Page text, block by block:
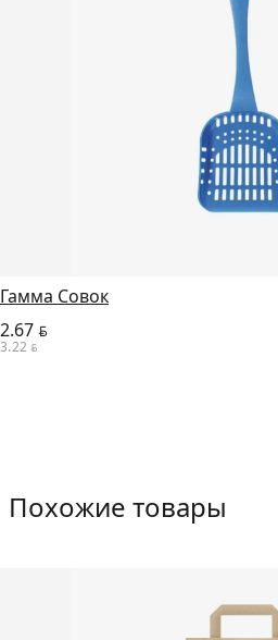
Гамма Совок
2.67 BYN
3.22 BYN
Похожие товары